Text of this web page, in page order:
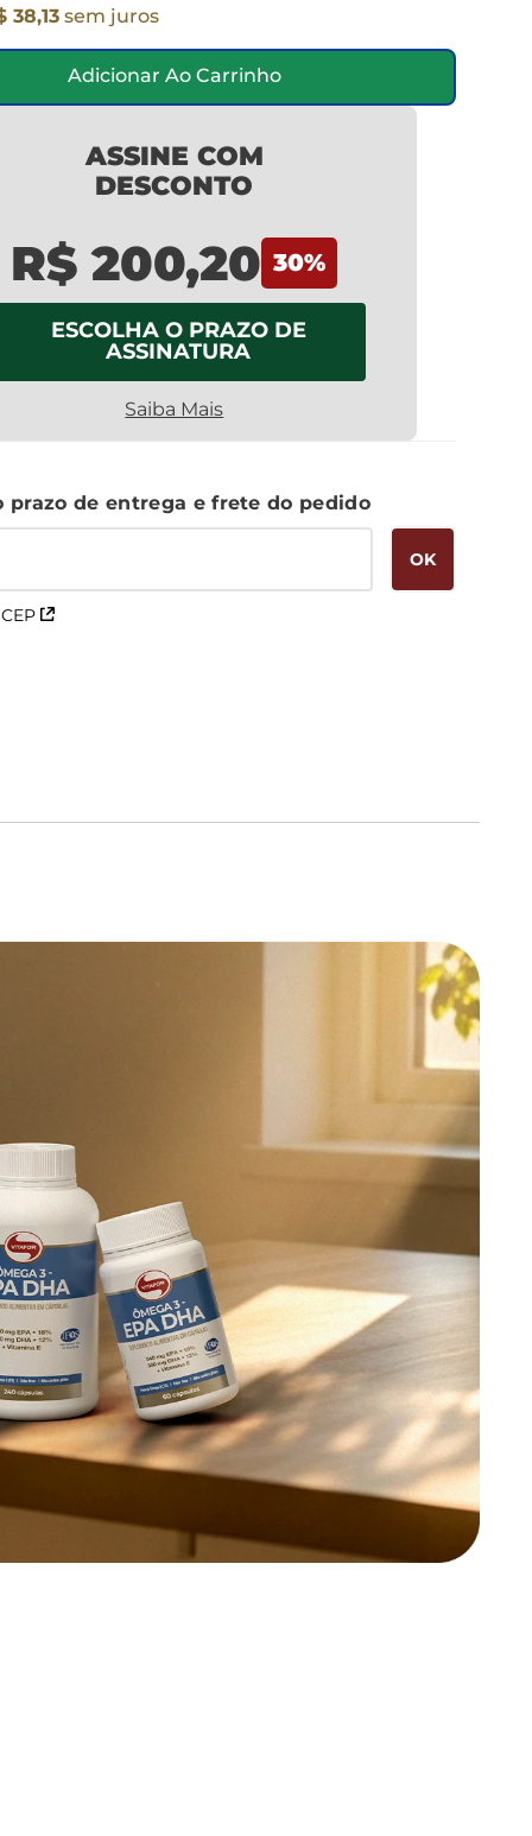
38,13sem juros
Adicionar Ao Carrinho
ASSINE COM
DESCONTO
Saiba Mais
R$ 200,20 30%
ESCOLHA O PRAZO DE
ASSINATURA